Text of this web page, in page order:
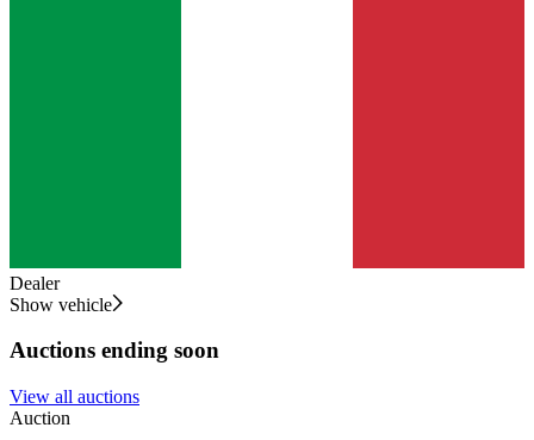
Dealer
Show vehicle
Auctions ending soon
View all auctions
Auction